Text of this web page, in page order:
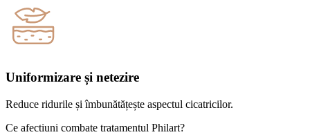
Uniformizare și netezire
Reduce ridurile și îmbunătățește aspectul cicatricilor.
Ce afectiuni combate tratamentul Philart?